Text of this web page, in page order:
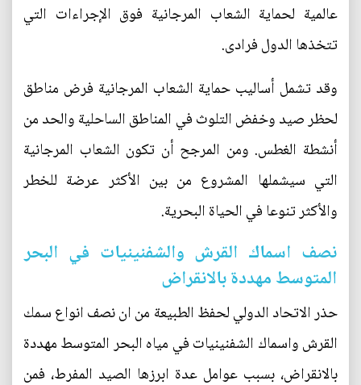
عالمية لحماية الشعاب المرجانية فوق الإجراءات التي
تتخذها الدول فرادى.
وقد تشمل أساليب حماية الشعاب المرجانية فرض مناطق
لحظر صيد وخفض التلوث في المناطق الساحلية والحد من
أنشطة الغطس. ومن المرجح أن تكون الشعاب المرجانية
التي سيشملها المشروع من بين الأكثر عرضة للخطر
والأكثر تنوعا في الحياة البحرية.
نصف اسماك القرش والشفنينيات في البحر
المتوسط مهددة بالانقراض
حذر الاتحاد الدولي لحفظ الطبيعة من ان نصف انواع سمك
القرش واسماك الشفنينيات في مياه البحر المتوسط مهددة
بالانقراض، بسبب عوامل عدة ابرزها الصيد المفرط، فمن